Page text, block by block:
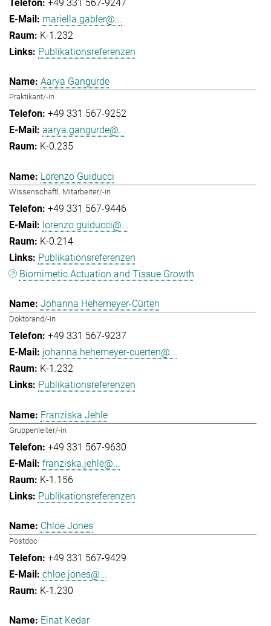
+49 331 567-9247
mariella.gabler@...
K-1.232
Publikationsreferenzen
Aarya Gangurde
Praktikant/-in
+49 331 567-9252
aarya.gangurde@...
K-0.235
Lorenzo Guiducci
Wissenschaftl. Mitarbeiter/-in
+49 331 567-9446
lorenzo.guiducci@...
K-0.214
Publikationsreferenzen
Biomimetic Actuation and Tissue Growth
Johanna Hehemeyer-Cürten
Doktorand/-in
+49 331 567-9237
johanna.hehemeyer-cuerten@...
K-1.232
Publikationsreferenzen
Franziska Jehle
Gruppenleiter/-in
+49 331 567-9630
franziska.jehle@...
K-1.156
Publikationsreferenzen
Chloe Jones
Postdoc
+49 331 567-9429
chloe.jones@...
K-1.230
Einat Kedar